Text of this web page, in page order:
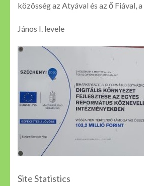
közösség az Atyával és az ő Fiával,
János I. levele
Site Statistics